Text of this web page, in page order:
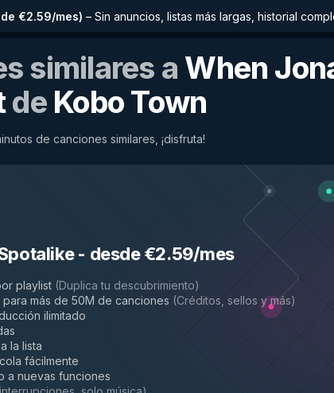
€2.59/mes) – Sin anuncios, listas más largas, historial
similares a When
de Kobo Town
de canciones similares, ¡disfruta!
- desde €2.59/mes
playlist (Duplica tu descubrimiento)
más de 50M de canciones (Créditos, sellos y más)
ilimitado
la lista
fácilmente
a nuevas funciones